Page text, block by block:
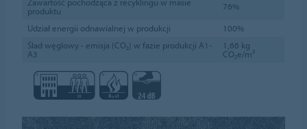
produktu
76%
Udział energii odnawialnej w produkcji
100%
Ślad węglowy - emisja (CO₂) w fazie produkcji A1-
A3
1,66 kg
CO₂e/m²